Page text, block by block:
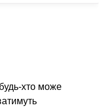
хто може